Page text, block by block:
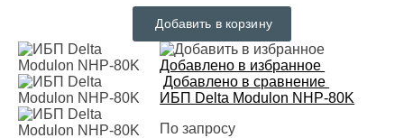
Добавить в корзину
Добавлено в избранное
Добавлено в сравнение
ИБП Delta Modulon NHP-80K
По запросу